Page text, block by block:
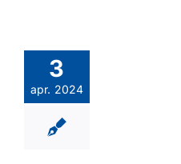
3
apr. 2024